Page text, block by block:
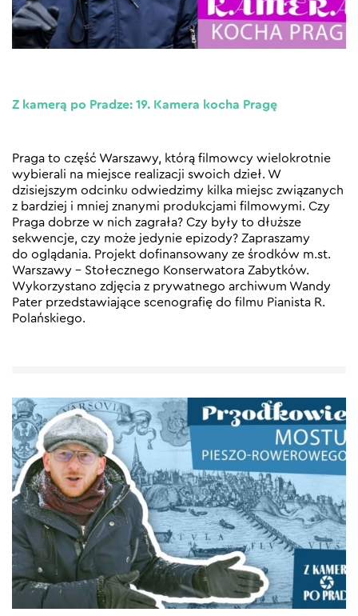
Z kamerą po Pradze: 19. Kamera kocha Pragę
Praga to część Warszawy, którą filmowcy wielokrotnie
wybierali na miejsce realizacji swoich dzieł. W
dzisiejszym odcinku odwiedzimy kilka miejsc związanych
z bardziej i mniej znanymi produkcjami filmowymi. Czy
Praga dobrze w nich zagrała? Czy były to dłuższe
sekwencje, czy może jedynie epizody? Zapraszamy
do oglądania. Projekt dofinansowany ze środków m.st.
Warszawy – Stołecznego Konserwatora Zabytków.
Wykorzystano zdjęcia z prywatnego archiwum Wandy
Pater przedstawiające scenografię do filmu Pianista R.
Polańskiego.